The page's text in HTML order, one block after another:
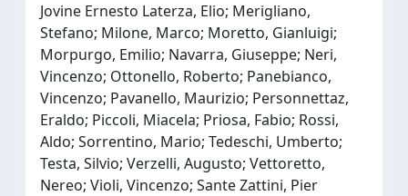
Jovine Ernesto Laterza, Elio; Merigliano,
Stefano; Milone, Marco; Moretto, Gianluigi;
Morpurgo, Emilio; Navarra, Giuseppe; Neri,
Vincenzo; Ottonello, Roberto; Panebianco,
Vincenzo; Pavanello, Maurizio; Personnettaz,
Eraldo; Piccoli, Miacela; Priosa, Fabio; Rossi,
Aldo; Sorrentino, Mario; Tedeschi, Umberto;
Testa, Silvio; Verzelli, Augusto; Vettoretto,
Nereo; Violi, Vincenzo; Sante Zattini, Pier